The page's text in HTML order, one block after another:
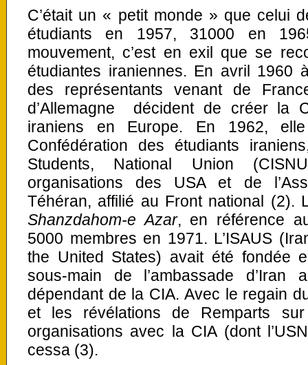
C’était un « petit monde » que celui
étudiants en 1957, 31000 en
mouvement, c’est en exil que se
étudiantes iraniennes. En avril 1960
des représentants venant de
d’Allemagne décident de créer la
iraniens en Europe. En 1962, elle
Confédération des étudiants
Students, National Union
organisations des USA et de
Téhéran, affilié au Front national (2).
Shanzdahom-e Azar, en référence
5000 membres en 1971. L’ISAUS
the United States) avait été fondée
sous-main de l’ambassade
dépendant de la CIA. Avec le regain
et les révélations de Remparts
organisations avec la CIA (dont
cessa (3).